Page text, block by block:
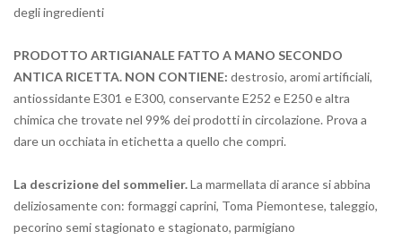
degli ingredienti
PRODOTTO ARTIGIANALE FATTO A MANO SECONDO
ANTICA RICETTA. NON CONTIENE: destrosio, aromi artificiali,
antiossidante E301 e E300, conservante E252 e E250 e altra
chimica che trovate nel 99% dei prodotti in circolazione. Prova a
dare un occhiata in etichetta a quello che compri.
La descrizione del sommelier.La marmellata di arance si abbina
deliziosamente con: formaggi caprini, Toma Piemontese, taleggio,
pecorino semi stagionato e stagionato, parmigiano